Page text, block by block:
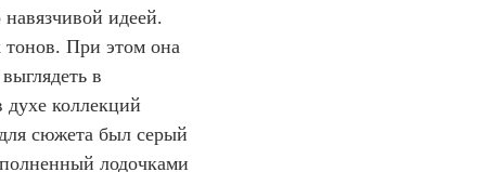
идеей.
тонов. При этом она
в
коллекций
сюжета был серый
лодочками